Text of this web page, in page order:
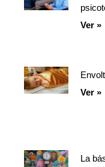
Ver »
Ver »
La